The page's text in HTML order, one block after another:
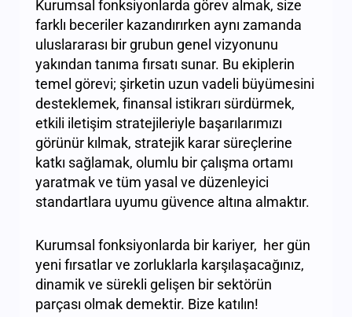
Kurumsal fonksiyonlarda görev almak, size
farklı beceriler kazandırırken aynı zamanda
uluslararası bir grubun genel vizyonunu
yakından tanıma fırsatı sunar. Bu ekiplerin
temel görevi; şirketin uzun vadeli büyümesini
desteklemek, finansal istikrarı sürdürmek,
etkili iletişim stratejileriyle başarılarımızı
görünür kılmak, stratejik karar süreçlerine
katkı sağlamak, olumlu bir çalışma ortamı
yaratmak ve tüm yasal ve düzenleyici
standartlara uyumu güvence altına almaktır.
Kurumsal fonksiyonlarda bir kariyer, her gün
yeni fırsatlar ve zorluklarla karşılaşacağınız,
dinamik ve sürekli gelişen bir sektörün
parçası olmak demektir. Bize katılın!